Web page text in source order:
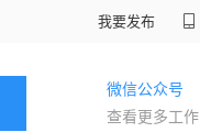
我要发布
微信公众号
查看更多工作